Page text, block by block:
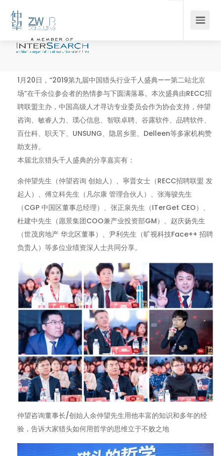
1月20日，“2019第九届中国猎头行业千人盛典——第二站北京
场”在千余位参会者的热情参与下圆满落幕。本次盛典由RECC招
聘联盟主办，中国高级人才寻访专业委员会作为协会支持，仲望
咨询、敏睿人力、璞心信息、智联卓聘、谷露软件、品聘软件、
百仕科、职天下、UNSUNG、隐居乡里、Delleen等多家机构赞
助支持。
本届北京猎头千人盛典的分享嘉宾有：
余仲望先生（仲望咨询 创始人）、寧晋女士（RECC招聘联盟 发
起人）、傅立科先生（凡尔康 管理合伙人）、张海骏先生
（CGP 中国区董事总经理）、张正泉先生（ITerGet CEO）、
杜建中先生（愿景集团COO兼产业投资部GM）、赵庆扬先生
（世茂房地产 华北区董事）、尹利先生（旷视科技Face++ 招聘
负责人）等多位业绩资深人士共同分享。
仲望咨询董事长/创始人余仲望先生用他丰富的知识和多年的经
验，告诉大家猎头如何用哲学的思维立于不败之地